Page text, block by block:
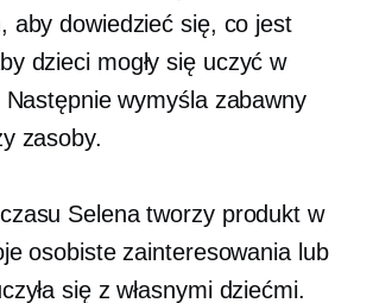
aby dowiedzieć się, co jest
dzieci mogły się uczyć w
Następnie wymyśla zabawny
zasoby.
Selena tworzy produkt w
osobiste zainteresowania lub
się z własnymi dziećmi.